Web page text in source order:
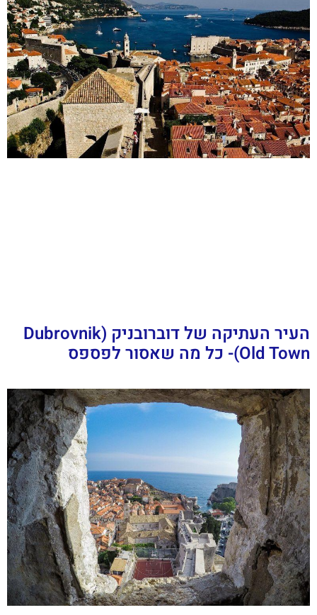
העיר העתיקה של דוברובניק (Dubrovnik
Old Town)- כל מה שאסור לפספס